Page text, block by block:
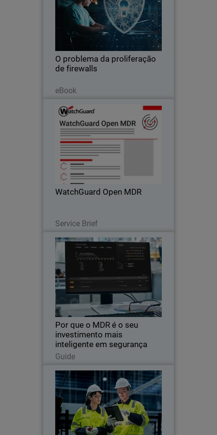
O problema da proliferação
de firewalls
eBook
Body
NDR com inteligência artificial para lidar
com a proliferação de firewalls:
recupere a visibilidade, detecte
ameaças criptografadas e automatize
o controle.
Thumbnail
WatchGuard Open MDR
Service Brief
WatchGuard Open MDR
Body
Detecção e resposta a ameaças 24
horas por dia, 7 dias por semana para
ferramentas de segurança de nuvem da
WatchGuard e de terceiros, para se
adequar à situação atual dos parceiros.
Thumbnail
Por que o MDR é o seu
investimento mais
inteligente em segurança
Guide
Por que o MDR é o seu
investimento mais inteligente
em segurança
Body
O MDR oferece segurança 24 horas por
dia, 7 dias por semana, detendo
ameaças para que você não precise
fazer isso.
Read Now
Thumbnail Proteção do trabalhador
remoto: o manual da segurança
cibernética industrial
Body
A indústria e a construção são alvos
importantes para os hackers.
Simplifique a sua segurança e proteja